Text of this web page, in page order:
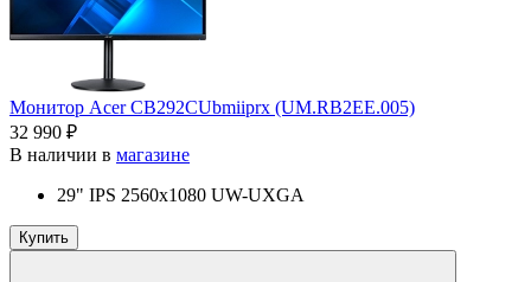
Монитор Acer CB292CUbmiiprx (UM.RB2EE.005)
32 990 ₽
В наличии в магазине
29" IPS 2560x1080 UW-UXGA
Купить